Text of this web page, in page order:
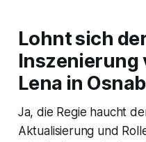
Lohnt sich
Inszenierung
Lena in
Ja, die Regie haucht
Aktualisierung und